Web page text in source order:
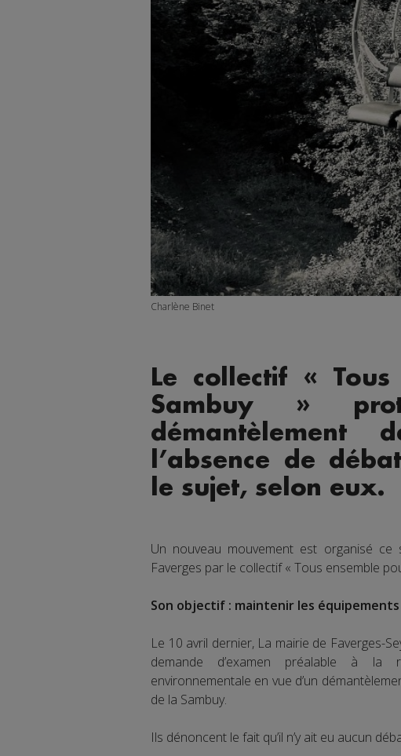
Charlène Binet
Le collectif «
Sambuy »
l’absence de
le sujet, selon eux.
Un nouveau mouvement est organisé
Faverges par le collectif « Tous ensemble
Son objectif : maintenir les
Le 10 avril dernier, La mairie de Faverges-
demande d’examen préalable à la
environnementale en vue d’un
de la Sambuy.
Ils dénoncent le fait qu’il n’y ait eu aucun